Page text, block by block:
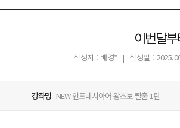
마
어
이번달
작성자 : 배경* | 작성일 :
강좌명 NEW 인도네시아어 왕초보 탈출 1탄